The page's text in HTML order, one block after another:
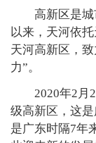
高新区是
以来，天河依
天河高新区，
力”。
2020年2月
级高新区，这
是广东时隔7年